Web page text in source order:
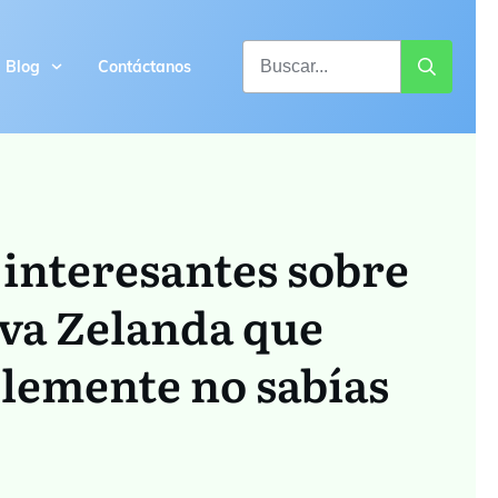
Blog Contáctanos
interesantes sobre
Zelanda que
no sabías